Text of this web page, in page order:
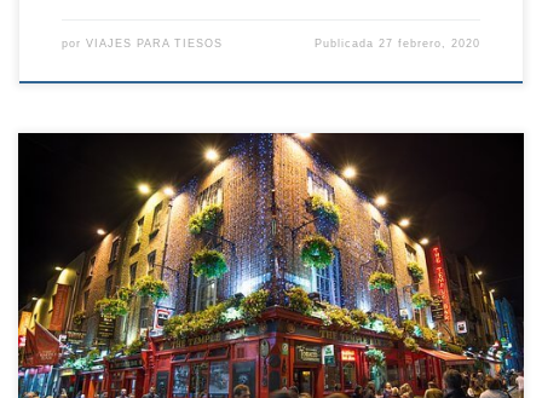
por VIAJES PARA TIESOS Publicada27 febrero, 2020
OFERTA SEMANA SANTA 2020 DUBLÍN DESDE MÁLAGA Vuelos
previstos desde Málaga 9 Abril EI 583 Málaga / Dublín 12,40 – 14,50
12 Abril EI 588 Dublín / Málaga 19,15 – 23,15 Hotel previsto
Belvedere (Turista Superior) 595€ PRECIO BASE 125€ TASAS
AEROPUERTOS 720€ PRECIO FINAL El precio final incluye: – […]